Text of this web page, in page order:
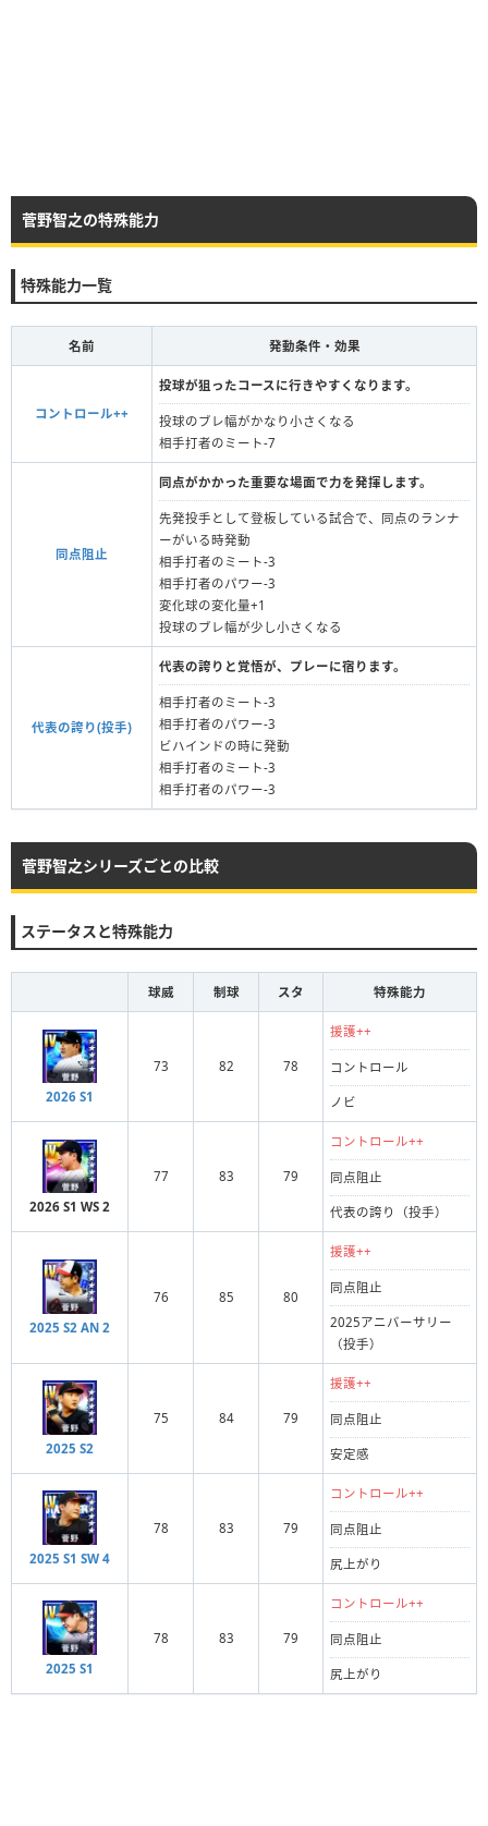
菅野智之の特殊能力
特殊能力一覧
名前 発動条件・効果
コントロール++
投球が狙ったコースに行きやすくなります。
投球のブレ幅がかなり小さくなる
相手打者のミート-7
同点阻止
同点がかかった重要な場面で力を発揮します。
先発投手として登板している試合で、同点のランナ
ーがいる時発動
相手打者のミート‐3
相手打者のパワー-3
変化球の変化量+1
投球のブレ幅が少し小さくなる
代表の誇り(投手)
代表の誇りと覚悟が、プレーに宿ります。
相手打者のミート-3
相手打者のパワー-3
ビハインドの時に発動
相手打者のミート-3
相手打者のパワー-3
菅野智之シリーズごとの比較
ステータスと特殊能力
球威 制球 スタ 特殊能力
2026 S1
73 82 78
援護++
コントロール
ノビ
2026 S1 WS 2
77 83 79
コントロール++
同点阻止
代表の誇り（投手）
2025 S2 AN 2
76 85 80
援護++
同点阻止
2025アニバーサリー
（投手）
2025 S2
75 84 79
援護++
同点阻止
安定感
2025 S1 SW 4
78 83 79
コントロール++
同点阻止
尻上がり
2025 S1
78 83 79
コントロール++
同点阻止
尻上がり